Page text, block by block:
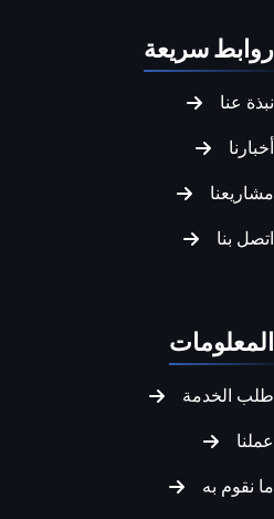
روابط سريعة
نبذة عنا
أخبارنا
مشاريعنا
اتصل بنا
المعلومات
طلب الخدمة
عملنا
ما نقوم به